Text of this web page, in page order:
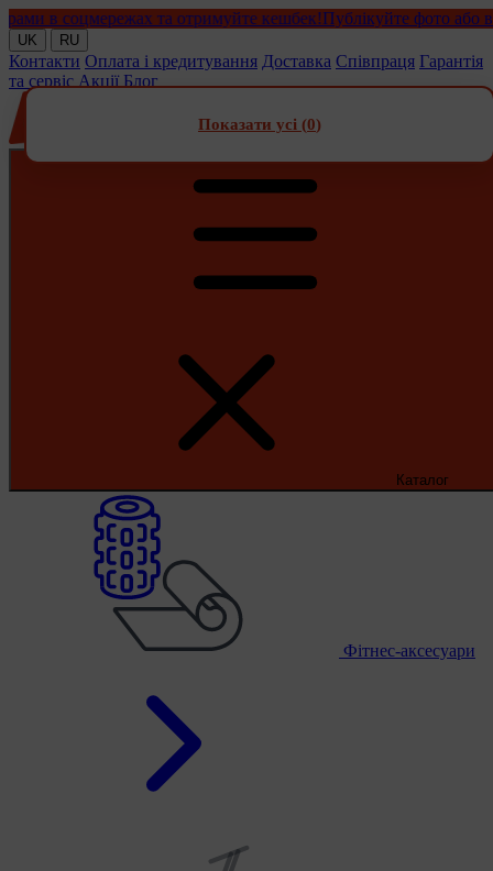
соцмережах та отримуйте кешбек!Публікуйте фото або відео
UK RU
Контакти Оплата і кредитування Доставка Співпраця Гарантія
та сервіс Акції Блог
Каталог
Фітнес-аксесуари
Показати усі (0)